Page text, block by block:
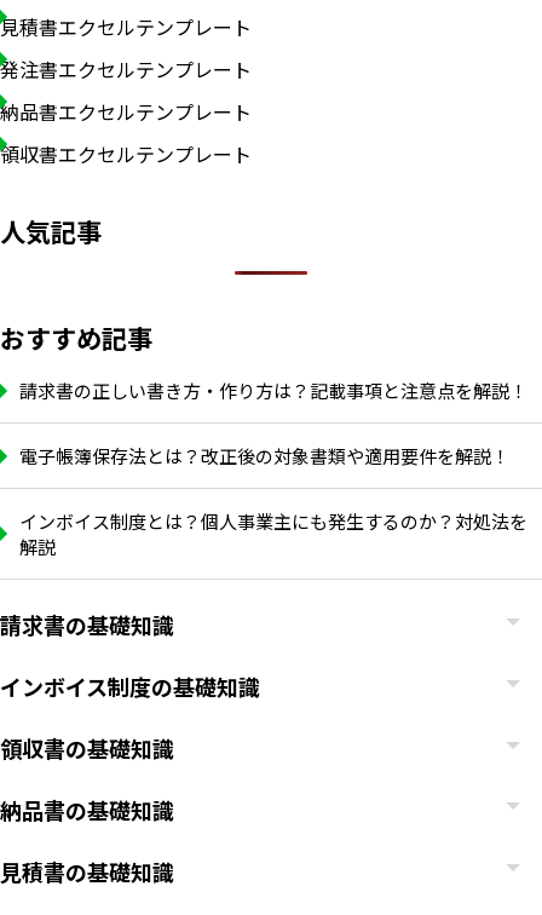
見積書エクセルテンプレート
発注書エクセルテンプレート
納品書エクセルテンプレート
領収書エクセルテンプレート
人気記事
おすすめ記事
請求書の正しい書き方・作り方は？記載事項と注意点を解説！
電子帳簿保存法とは？改正後の対象書類や適用要件を解説！
インボイス制度とは？個人事業主にも発生するのか？対処法を
解説
請求書の基礎知識
インボイス制度の基礎知識
領収書の基礎知識
納品書の基礎知識
見積書の基礎知識